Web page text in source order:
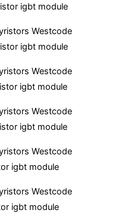
igbt module
Westcode
igbt module
Westcode
igbt module
Westcode
igbt module
Westcode
igbt module
Westcode
igbt module